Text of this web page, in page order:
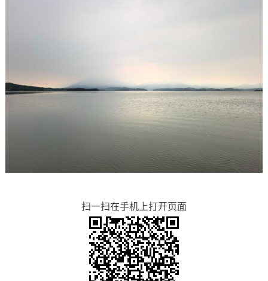
扫一扫在手机上打开页面